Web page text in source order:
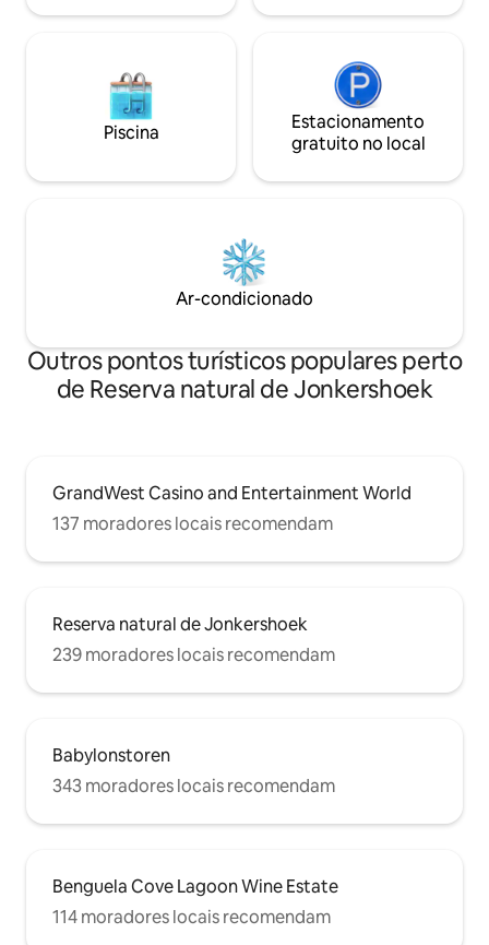
Piscina
Estacionamento
gratuito no local
Ar-condicionado
Outros pontos turísticos populares perto
de Reserva natural de Jonkershoek
GrandWest Casino and Entertainment World
137 moradores locais recomendam
Reserva natural de Jonkershoek
239 moradores locais recomendam
Babylonstoren
343 moradores locais recomendam
Benguela Cove Lagoon Wine Estate
114 moradores locais recomendam